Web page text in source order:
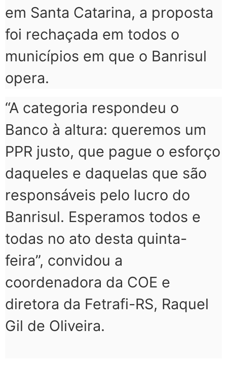
em Santa Catarina, a proposta
foi rechaçada em todos o
municípios em que o Banrisul
opera.
“A categoria respondeu o
Banco à altura: queremos um
PPR justo, que pague o esforço
daqueles e daquelas que são
responsáveis pelo lucro do
Banrisul. Esperamos todos e
todas no ato desta quinta-
feira”, convidou a
coordenadora da COE e
diretora da Fetrafi-RS, Raquel
Gil de Oliveira.